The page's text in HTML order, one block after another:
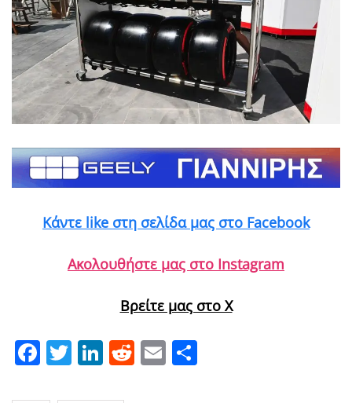
Κάντε like στη σελίδα μας στο Facebook
Ακολουθήστε μας στο Instagram
Βρείτε μας στο X
Facebook
Twitter
LinkedIn
Reddit
Email